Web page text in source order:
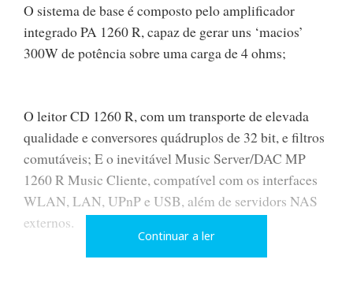
O sistema de base é composto pelo amplificador
integrado PA 1260 R, capaz de gerar uns ‘macios’
300W de potência sobre uma carga de 4 ohms;
O leitor CD 1260 R, com um transporte de elevada
qualidade e conversores quádruplos de 32 bit, e filtros
comutáveis; E o inevitável Music Server/DAC MP
1260 R Music Cliente, compatível com os interfaces
WLAN, LAN, UPnP e USB, além de servidors NAS
externos.
Continuar a ler